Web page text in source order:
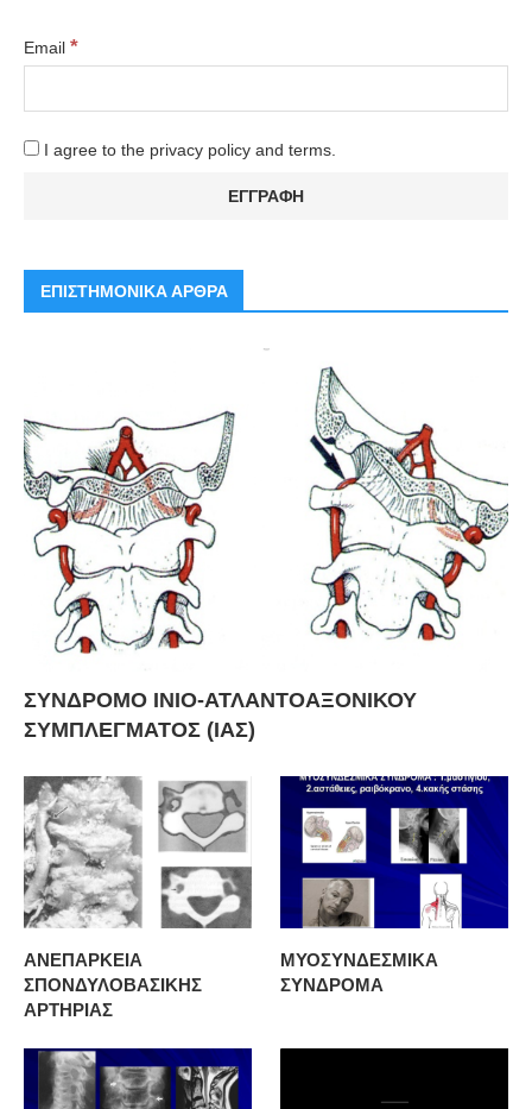
Email *
I agree to the privacy policy and terms.
ΕΠΙΣΤΗΜΟΝΙΚΑ ΑΡΘΡΑ
ΣΥΝΔΡΟΜΟ ΙΝΙΟ-ΑΤΛΑΝΤΟΑΞΟΝΙΚΟΥ
ΣΥΜΠΛΕΓΜΑΤΟΣ (ΙΑΣ)
ΑΝΕΠΑΡΚΕΙΑ
ΣΠΟΝΔΥΛΟΒΑΣΙΚΗΣ
ΑΡΤΗΡΙΑΣ
ΜΥΟΣΥΝΔΕΣΜΙΚΑ
ΣΥΝΔΡΟΜΑ